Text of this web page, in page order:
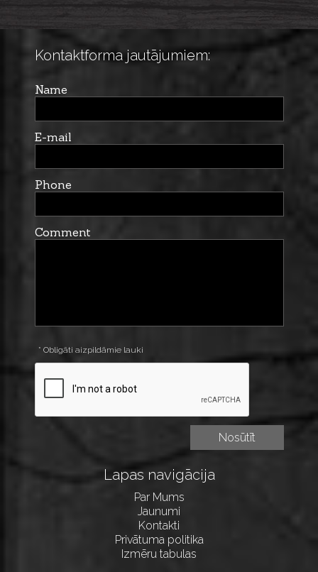
Kontaktforma jautājumiem:
Name
E-mail
Phone
Comment
* Obligāti aizpildāmie lauki
Lapas navigācija
Par Mums
Jaunumi
Kontakti
Privātuma politika
Izmēru tabulas